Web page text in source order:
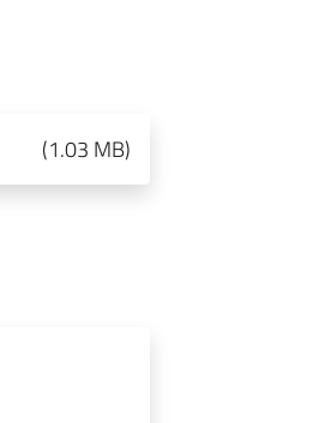
(1.03 MB)